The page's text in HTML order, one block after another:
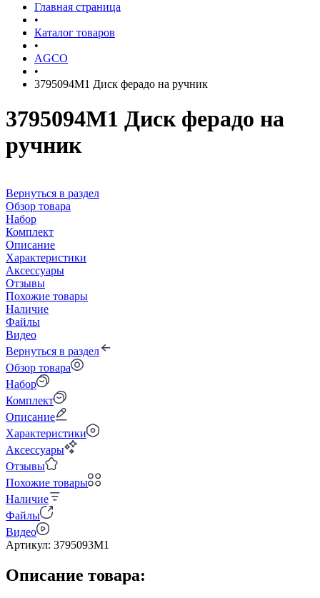
Главная страница
•
Каталог товаров
•
AGCO
•
3795094M1 Диск ферадо на ручник
3795094M1 Диск ферадо на
ручник
Вернуться в раздел
Обзор товара
Набор
Комплект
Описание
Характеристики
Аксессуары
Отзывы
Похожие товары
Наличие
Файлы
Видео
Вернуться в раздел
Обзор товара
Набор
Комплект
Описание
Характеристики
Аксессуары
Отзывы
Похожие товары
Наличие
Файлы
Видео
Артикул: 3795093M1
Описание товара: